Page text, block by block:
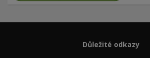
Důležité odkazy